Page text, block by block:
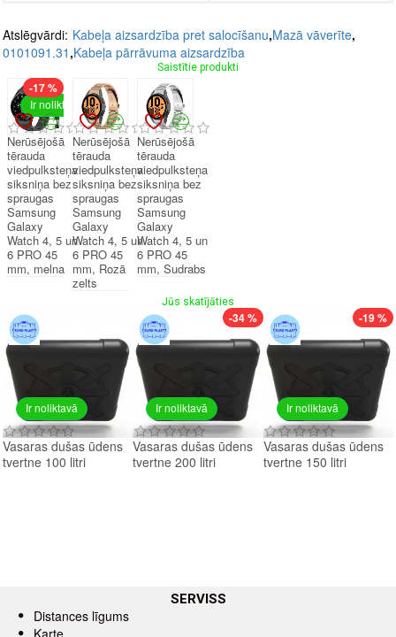
Atslēgvārdi: Kabeļa aizsardzība pret salocīšanu,Mazā vāverīte,
0101091.31,Kabeļa pārrāvuma aizsardzība
Saistītie produkti
Ir noliktavā
-17 %
Nerūsējošā
tērauda
viedpulksteņa
siksniņa bez
spraugas
Samsung
Galaxy
Watch 4, 5 un
6 PRO 45
mm, melna
Nerūsējošā
tērauda
viedpulksteņa
siksniņa bez
spraugas
Samsung
Galaxy
Watch 4, 5 un
6 PRO 45
mm, Rozā
zelts
Nerūsējošā
tērauda
viedpulksteņa
siksniņa bez
spraugas
Samsung
Galaxy
Watch 4, 5 un
6 PRO 45
mm, Sudrabs
Jūs skatījāties
Ir noliktavā
Vasaras dušas ūdens
tvertne 100 litri
Ir noliktavā
-34 %
Vasaras dušas ūdens
tvertne 200 litri
Ir noliktavā
-19 %
Vasaras dušas ūdens
tvertne 150 litri
SERVISS
Distances līgums
Karte